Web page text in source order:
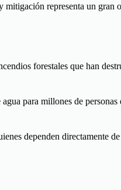
representa un gran
forestales que han
para millones de
dependen directamente